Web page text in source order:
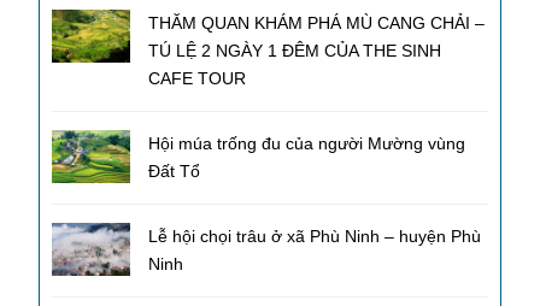
THĂM QUAN KHÁM PHÁ MÙ CANG CHẢI –
TÚ LỆ 2 NGÀY 1 ĐÊM CỦA THE SINH
CAFE TOUR
Hội múa trống đu của người Mường vùng
Đất Tổ
Lễ hội chọi trâu ở xã Phù Ninh – huyện Phù
Ninh